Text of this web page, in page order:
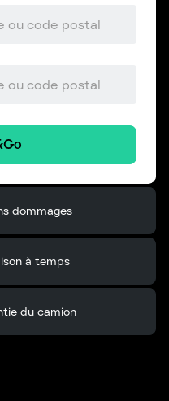
dommages
à temps
du camion